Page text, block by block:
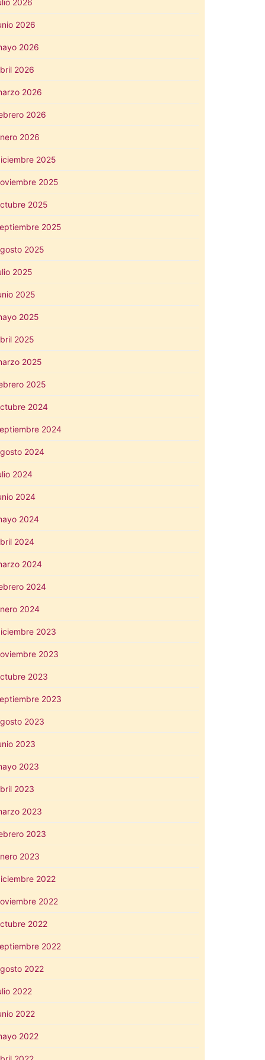
2026
2026
2026
2026
2026
2026
2025
2025
2025
2025
2025
2025
2025
2025
2025
2025
2025
2024
2024
2024
2024
2024
2024
2024
2024
2024
2024
2023
2023
2023
2023
2023
2023
2023
2023
2023
2023
2023
2022
2022
2022
2022
2022
2022
2022
2022